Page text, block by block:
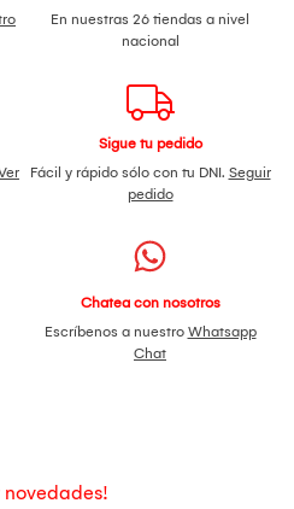
En nuestras 26 tiendas a nivel
nacional
Sigue tu pedido
Fácil y rápido sólo con tu DNI. Seguir
pedido
Chatea con nosotros
Escríbenos a nuestro Whatsapp
Chat
novedades!